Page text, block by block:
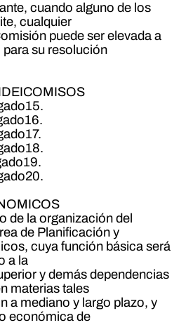
cuando alguno de los
cualquier
puede ser elevada a
para su resolución
de la organización del
de Planificación y
cuya función básica será
a la
y demás dependencias
materias tales
a mediano y largo plazo, y
económica de